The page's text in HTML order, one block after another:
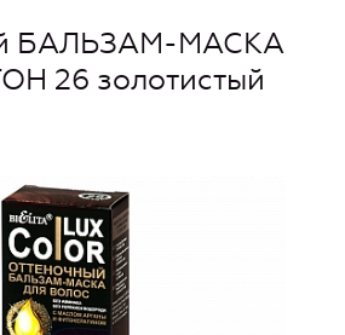
БАЛЬЗАМ-МАСКА
26 золотистый